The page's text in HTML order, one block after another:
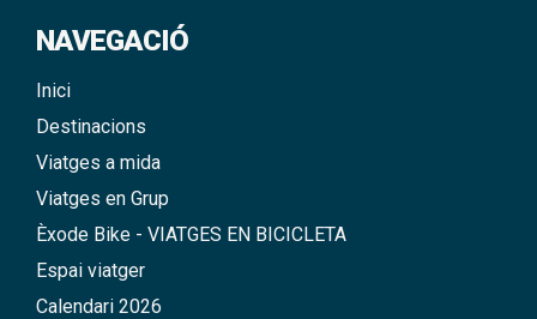
NAVEGACIÓ
Inici
Destinacions
Viatges a mida
Viatges en Grup
Èxode Bike - VIATGES EN BICICLETA
Espai viatger
Calendari 2026